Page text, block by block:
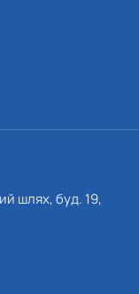
шлях, буд. 19,